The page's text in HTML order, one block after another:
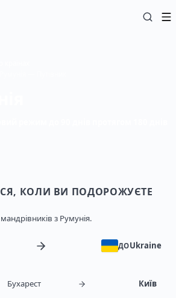
КОЛИ ВИ ПОДОРОЖУЄТЕ
з Румунія.
ДОUkraine
Бухарест Київ